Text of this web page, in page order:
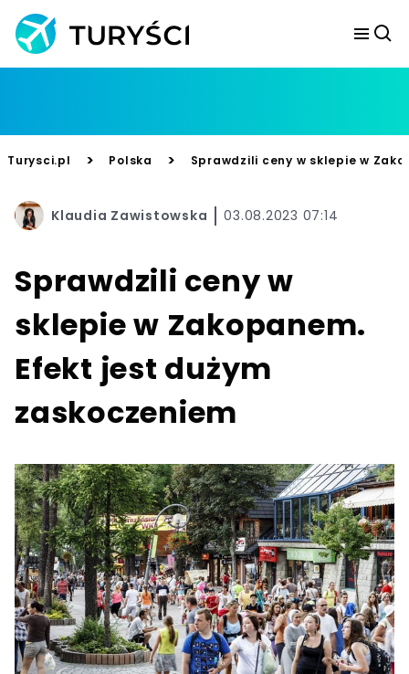
Turysci.pl > Polska > Sprawdzili ceny w sklepie w
Klaudia Zawistowska 03.08.2023 07:14
Sprawdzili ceny w
sklepie w Zakopanem.
Efekt jest dużym
zaskoczeniem